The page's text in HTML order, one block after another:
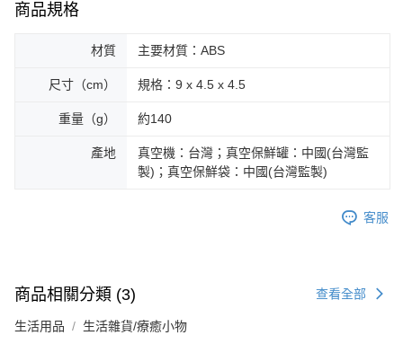
商品規格
材質 主要材質：ABS
尺寸（cm） 規格：9 x 4.5 x 4.5
重量（g） 約140
產地
真空機：台灣；真空保鮮罐：中國(台灣監
製)；真空保鮮袋：中國(台灣監製)
客服
商品相關分類 (3) 查看全部
生活用品 生活雜貨/療癒小物